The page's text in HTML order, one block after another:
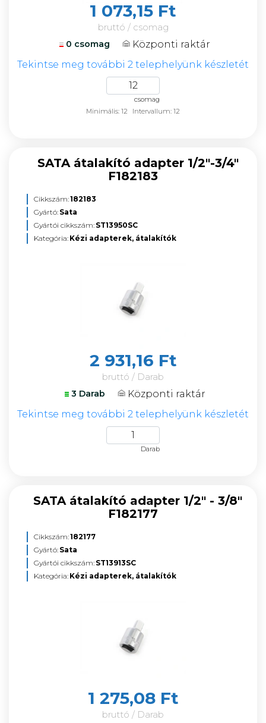
1 073,15 Ft
bruttó / csomag
0 csomag
Központi raktár
Tekintse meg további 2 telephelyünk készletét
csomag
Minimális: 12
Intervallum: 12
SATA átalakító adapter 1/2"-3/4"
F182183
Cikkszám:182183
Gyártó: Sata
Gyártói cikkszám: ST13950SC
Kategória: Kézi adapterek, átalakítók
2 931,16 Ft
bruttó / Darab
3 Darab
Központi raktár
Tekintse meg további 2 telephelyünk készletét
Darab
SATA átalakító adapter 1/2" - 3/8"
F182177
Cikkszám:182177
Gyártó: Sata
Gyártói cikkszám: ST13913SC
Kategória: Kézi adapterek, átalakítók
1 275,08 Ft
bruttó / Darab